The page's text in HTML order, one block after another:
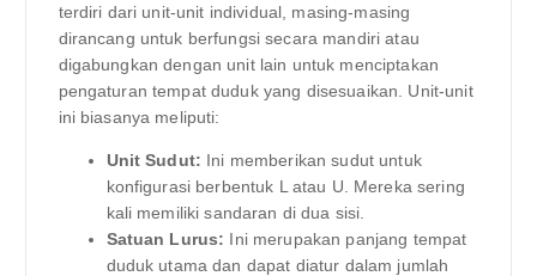
terdiri dari unit-unit individual, masing-masing
dirancang untuk berfungsi secara mandiri atau
digabungkan dengan unit lain untuk menciptakan
pengaturan tempat duduk yang disesuaikan. Unit-unit
ini biasanya meliputi:
Unit Sudut: Ini memberikan sudut untuk
konfigurasi berbentuk L atau U. Mereka sering
kali memiliki sandaran di dua sisi.
Satuan Lurus: Ini merupakan panjang tempat
duduk utama dan dapat diatur dalam jumlah